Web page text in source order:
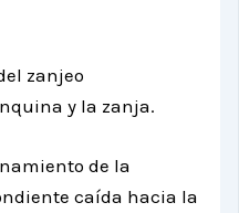
zanjeo
y la zanja.
de la
caída hacia la